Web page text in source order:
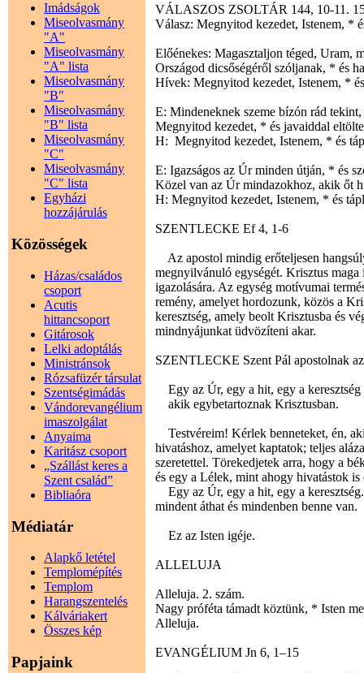
Imádságok
Miseolvasmány
"A"
Miseolvasmány
"A" lista
Miseolvasmány
"B"
Miseolvasmány
"B" lista
Miseolvasmány
"C"
Miseolvasmány
"C" lista
Egyházi
hozzájárulás
Közösségek
Házas/családos
csoport
Acutis
hittancsoport
Gitárosok
Lelki adoptálás
Ministránsok
Rózsafüzér társulat
Szentségimádás
Vándorevangélium
imaszolgálat
Anyaima
Karitász csoport
„Szállást keres a
Szent család”
Bibliaóra
Médiatár
Alapkő letétel
Templomépítés
Templom
Harangszentelés
Kálváriakert
Összes kép
Papjaink
VÁLASZOS ZSOLTÁR 144, 10-11.
Válasz: Megnyitod kezedet, Istenem, *
Előénekes: Magasztaljon téged, Uram,
Országod dicsőségéről szóljanak, * és
Hívek: Megnyitod kezedet, Istenem, *
E: Mindeneknek szeme bízón rád
Megnyitod kezedet, * és javaiddal
H: Megnyitod kezedet, Istenem, * és
E: Igazságos az Úr minden útján, * és
Közel van az Úr mindazokhoz, akik őt
H: Megnyitod kezedet, Istenem, * és
SZENTLECKE Ef 4, 1-6
Az apostol mindig erőteljesen
megnyilvánuló egységét. Krisztus
igazolására. Az egység motívumai
remény, amelyet hordozunk, közös a
keresztség, amely beolt Krisztusba és
mindnyájunkat üdvözíteni akar.
SZENTLECKE Szent Pál apostolnak
Egy az Úr, egy a hit, egy a keresztség
akik egybetartoznak Krisztusban.
Testvéreim! Kérlek benneteket, én,
hivatáshoz, amelyet kaptatok; teljes
szeretettel. Törekedjetek arra, hogy a
és egy a Lélek, mint ahogy hivatástok is
Egy az Úr, egy a hit, egy a
mindent áthat és mindenben benne van.
Ez az Isten igéje.
ALLELUJA
Alleluja. 2. szám.
Nagy próféta támadt köztünk, * Isten
Alleluja.
EVANGÉLIUM Jn 6, 1–15